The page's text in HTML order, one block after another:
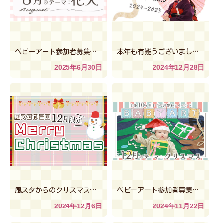
ベビーアート参加者募集中 次回の開催情報
2025年6月30日
本年も有難うございました！★
2024年12月28日
風スタからのクリスマス♪12月限定キャンペーン★
2024年12月6日
ベビーアート参加者募集中
2024年11月22日